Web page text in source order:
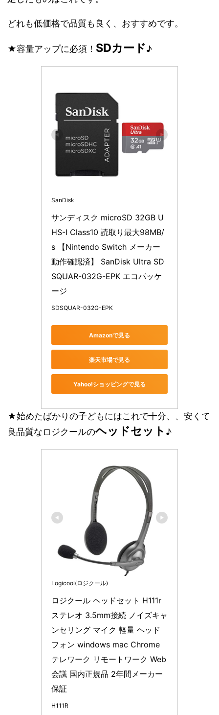
どれも低価格で品質も良く、おすすめです。
★容量アップに必須！ SDカード♪
SanDisk
サンディスク microSD 32GB U
HS-I Class10 読取り最大98MB/
s 【Nintendo Switch メーカー
動作確認済】 SanDisk Ultra SD
SQUAR-032G-EPK エコパッケ
ージ
SDSQUAR-032G-EPK
Amazonで見る
楽天市場で見る
Yahoo!ショッピングで見る
★始めたばかりの子どもにはこれで十分、、安くて
良品質なロジクールのヘッドセット ♪
Logicool(ロジクール)
ロジクール ヘッドセット H111r
ステレオ 3.5mm接続 ノイズキャ
ンセリング マイク 軽量 ヘッド
フォン windows mac Chrome
テレワーク リモートワーク Web
会議 国内正規品 2年間メーカー
保証
H111R